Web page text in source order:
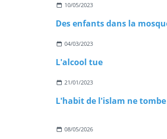
10/05/2023
04/03/2023
L'alcool tue
21/01/2023
08/05/2026